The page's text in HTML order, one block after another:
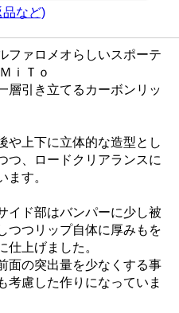
品など)
ファロメオらしいスポーテ
ｉＴｏ
層引き立てるカーボンリッ
や上下に立体的な造型とし
つ、ロードクリアランスに
ます。
イド部はバンパーに少し被
つつリップ自体に厚みもを
仕上げました。
面の突出量を少なくする事
考慮した作りになっていま